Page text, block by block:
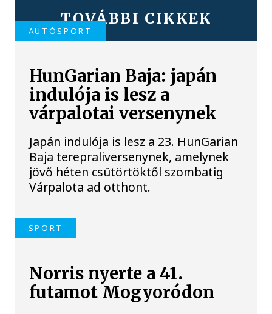
TOVÁBBI CIKKEK
AUTÓSPORT
HunGarian Baja: japán
indulója is lesz a
várpalotai versenynek
Japán indulója is lesz a 23. HunGarian
Baja terepraliversenynek, amelynek
jövő héten csütörtöktől szombatig
Várpalota ad otthont.
SPORT
Norris nyerte a 41.
futamot Mogyoródon